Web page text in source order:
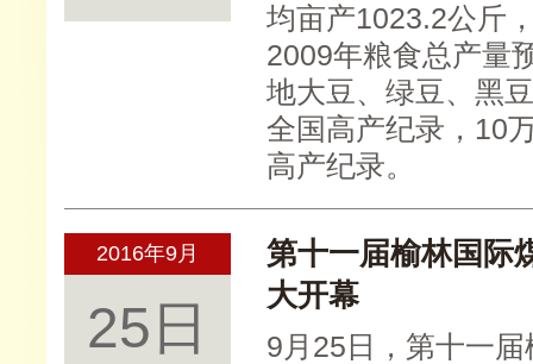
均亩产1023.2公斤
2009年粮食总产量
地大豆、绿豆、黑
全国高产纪录，10
高产纪录。
2016年9月
25日
第十一届榆林国际
大开幕
9月25日，第十一